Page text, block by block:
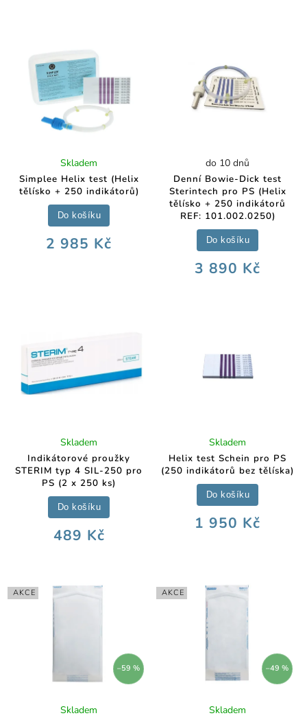
Simplee Helix test (Helix
tělísko + 250 indikátorů)
Skladem
2 985 Kč
Do košíku
Denní Bowie-Dick test
Sterintech pro PS (Helix
tělísko + 250 indikátorů
REF: 101.002.0250)
do 10 dnů
3 890 Kč
Do košíku
Indikátorové proužky
STERIM typ 4 SIL-250 pro
PS (2 x 250 ks)
Skladem
489 Kč
Do košíku
Helix test Schein pro PS
(250 indikátorů bez tělíska)
Skladem
1 950 Kč
Do košíku
AKCE
–59 %
Skladem
AKCE
–49 %
Skladem